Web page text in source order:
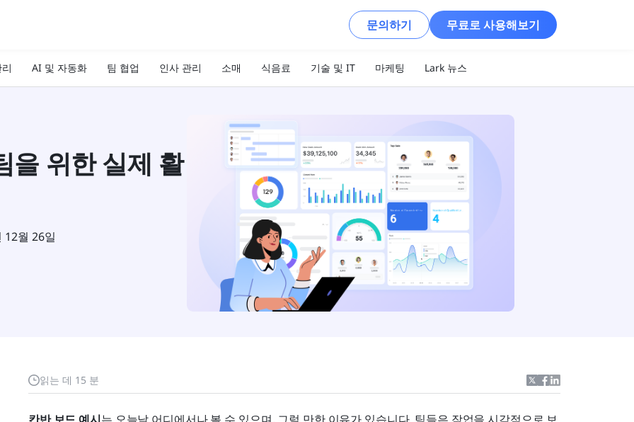
문의하기 무료로 사용해보기
AI 및 자동화 팀 협업 인사 관리 소매 식음료 기술 및 IT 마케팅 Lark 뉴스
을 위한 실제 활
12월 26일
읽는 데 15 분